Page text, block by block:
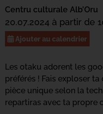
Centru culturale Alb’Oru
20.07.2024 à partir de
Ajouter au calendrier
Les otaku adorent les
préférés ! Fais exploser
pièce unique selon la
repartiras avec ta propre